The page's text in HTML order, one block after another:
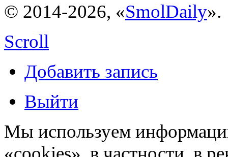
© 2014-2026, «SmolDaily».
Scroll
Добавить запись
Выйти
Мы используем